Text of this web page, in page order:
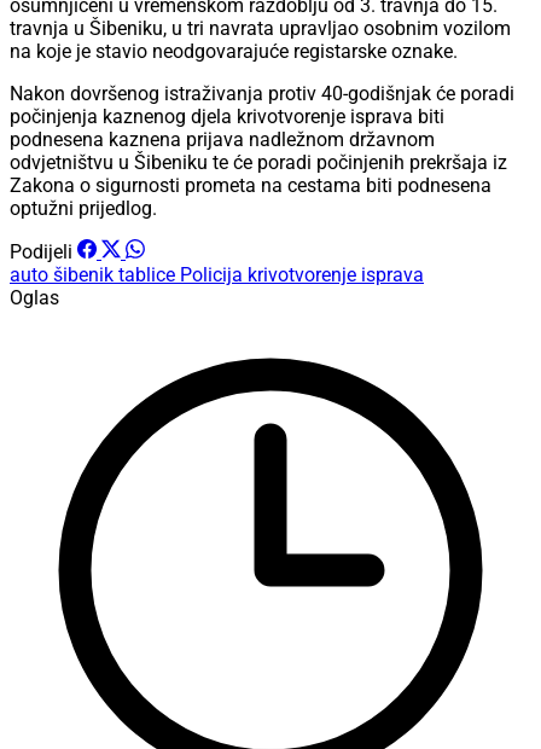
osumnjičeni u vremenskom razdoblju od 3. travnja do 15.
travnja u Šibeniku, u tri navrata upravljao osobnim vozilom
na koje je stavio neodgovarajuće registarske oznake.
Nakon dovršenog istraživanja protiv 40-godišnjak će poradi
počinjenja kaznenog djela krivotvorenje isprava biti
podnesena kaznena prijava nadležnom državnom
odvjetništvu u Šibeniku te će poradi počinjenih prekršaja iz
Zakona o sigurnosti prometa na cestama biti podnesena
optužni prijedlog.
Podijeli
auto šibenik tablice Policija krivotvorenje isprava
Oglas